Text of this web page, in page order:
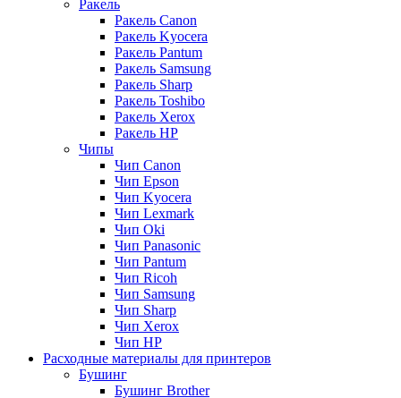
Ракель
Ракель Canon
Ракель Kyocera
Ракель Pantum
Ракель Samsung
Ракель Sharp
Ракель Toshibo
Ракель Xerox
Ракель НР
Чипы
Чип Canon
Чип Epson
Чип Kyocera
Чип Lexmark
Чип Oki
Чип Panasonic
Чип Pantum
Чип Ricoh
Чип Samsung
Чип Sharp
Чип Xerox
Чип НР
Расходные материалы для принтеров
Бушинг
Бушинг Brother